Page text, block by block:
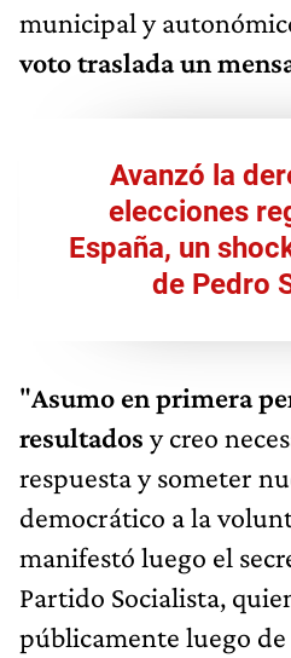
municipal y
voto traslada un
Avanzó la
elecciones
España, un
de Pedro
"Asumo en primera
resultados y creo
respuesta y someter
democrático a la
manifestó luego el
Partido Socialista,
públicamente luego